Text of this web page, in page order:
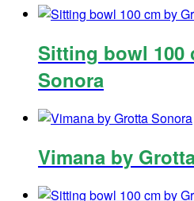
Sitting bowl 100
Sonora
Vimana by